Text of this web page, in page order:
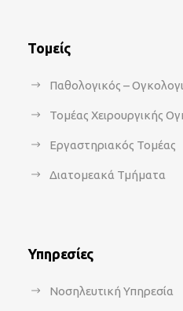
Τομείς
Παθολογικός –
Τομέας Χειρουργικής
Εργαστηριακός Τομέας
Διατομεακά Τμήματα
Υπηρεσίες
Νοσηλευτική Υπηρεσία